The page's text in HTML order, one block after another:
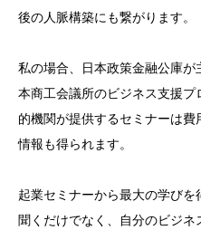
後の人脈構築にも繋がります。
私の場合、日本政策金融公庫
本商工会議所のビジネス支援
的機関が提供するセミナーは
情報も得られます。
起業セミナーから最大の学び
聞くだけでなく、自分のビジ